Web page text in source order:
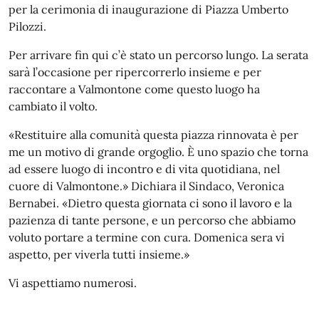
per la cerimonia di inaugurazione di Piazza Umberto
Pilozzi.
Per arrivare fin qui c’è stato un percorso lungo. La serata
sarà l’occasione per ripercorrerlo insieme e per
raccontare a Valmontone come questo luogo ha
cambiato il volto.
«Restituire alla comunità questa piazza rinnovata è per
me un motivo di grande orgoglio. È uno spazio che torna
ad essere luogo di incontro e di vita quotidiana, nel
cuore di Valmontone.» Dichiara il Sindaco, Veronica
Bernabei. «Dietro questa giornata ci sono il lavoro e la
pazienza di tante persone, e un percorso che abbiamo
voluto portare a termine con cura. Domenica sera vi
aspetto, per viverla tutti insieme.»
Vi aspettiamo numerosi.